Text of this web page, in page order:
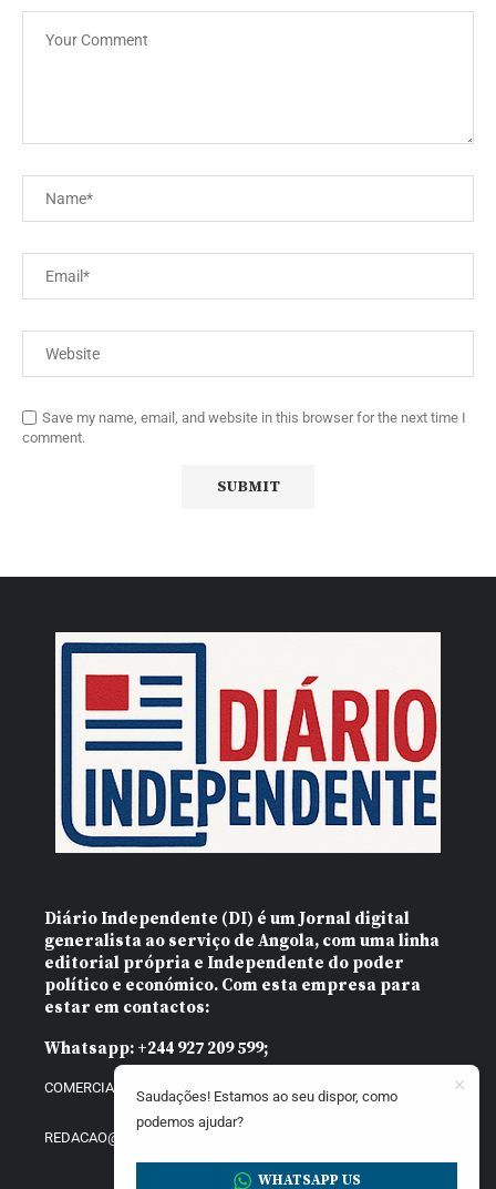
Save my name, email, and website in this browser for the next time I
comment.
Diário Independente (DI) é um Jornal digital
generalista ao serviço de Angola, com uma linha
editorial própria e Independente do poder
político e económico. Com esta empresa para
estar em contactos:
Whatsapp: +244 927 209 599;
COMERCIAL@DIARIOINDEPENDENTE.INFO
REDACAO@DIARIOINDEPENDENTE.INFO
Saudações! Estamos ao seu dispor, como
podemos ajudar?
WHATSAPP US